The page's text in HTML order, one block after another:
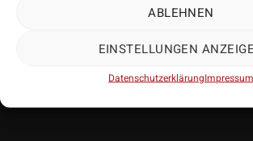
ABLEHNEN
EINSTELLUNGEN
DatenschutzerklärungImpressum